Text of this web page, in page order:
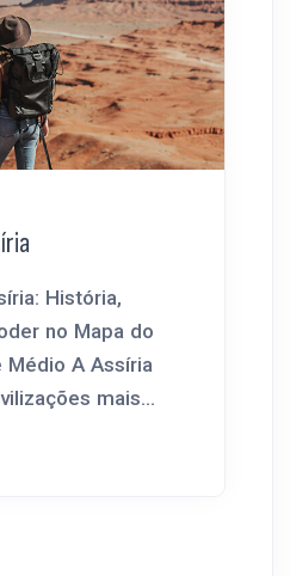
História,
no Mapa do
Médio A Assíria
mais...